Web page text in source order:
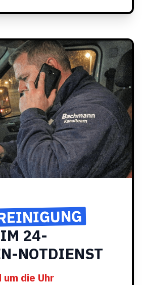
24-
NOTDIENST
die Uhr